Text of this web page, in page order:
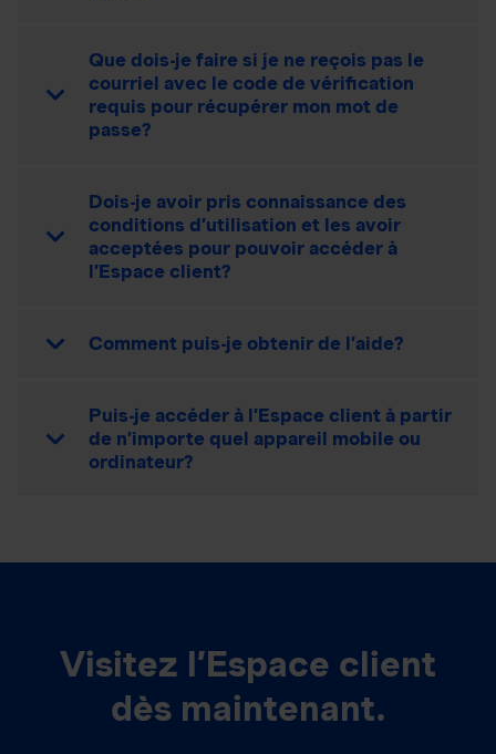
Que dois-je faire si je ne reçois pas le
courriel avec le code de vérification
requis pour récupérer mon mot de
passe?
Dois-je avoir pris connaissance des
conditions d’utilisation et les avoir
acceptées pour pouvoir accéder à
l’Espace client?
Comment puis-je obtenir de l’aide?
Puis-je accéder à l’Espace client à partir
de n’importe quel appareil mobile ou
ordinateur?
Visitez l’Espace client
dès maintenant.